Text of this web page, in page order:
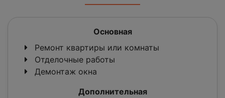
Основная
Ремонт квартиры или комнаты
Отделочные работы
Демонтаж окна
Дополнительная